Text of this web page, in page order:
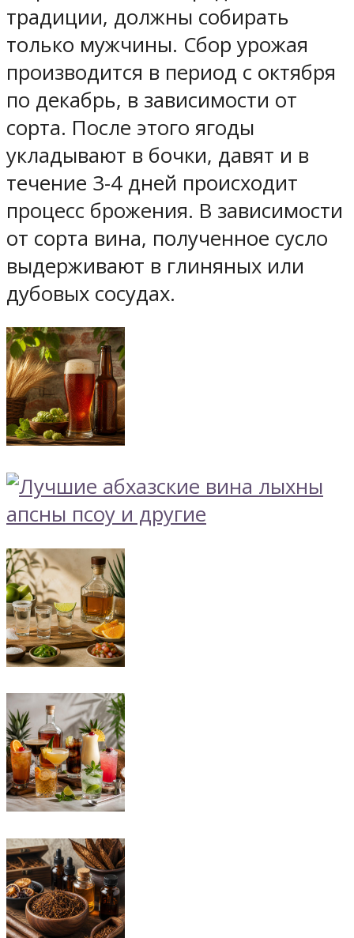
традиции, должны собирать
только мужчины. Сбор урожая
производится в период с октября
по декабрь, в зависимости от
сорта. После этого ягоды
укладывают в бочки, давят и в
течение 3-4 дней происходит
процесс брожения. В зависимости
от сорта вина, полученное сусло
выдерживают в глиняных или
дубовых сосудах.